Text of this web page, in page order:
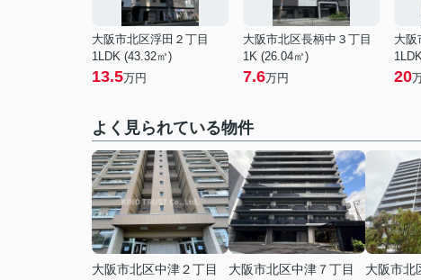
大阪市北区浮田２丁目
1LDK (43.32㎡)
13.5万円
大阪市北区長柄中３丁目
1K (26.04㎡)
7.6万円
大阪
20
よく見られている物件
大阪市北区中津２丁目
大阪市北区中津７丁目
大阪市北